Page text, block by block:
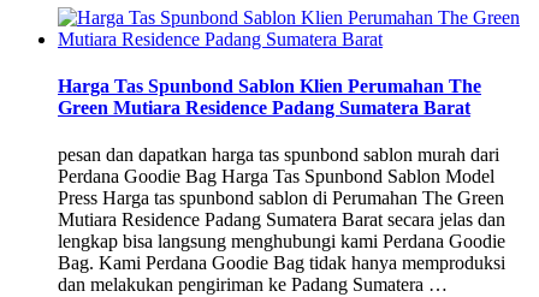
Harga Tas Spunbond Sablon Klien Perumahan The
Green Mutiara Residence Padang Sumatera Barat
pesan dan dapatkan harga tas spunbond sablon murah dari
Perdana Goodie Bag Harga Tas Spunbond Sablon Model
Press Harga tas spunbond sablon di Perumahan The Green
Mutiara Residence Padang Sumatera Barat secara jelas dan
lengkap bisa langsung menghubungi kami Perdana Goodie
Bag. Kami Perdana Goodie Bag tidak hanya memproduksi
dan melakukan pengiriman ke Padang Sumatera …